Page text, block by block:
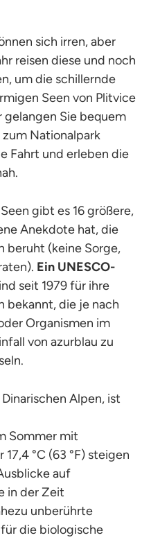
sich irren, aber
reisen diese und noch
um die schillernde
Seen von Plitvice
gelangen Sie bequem
zum Nationalpark
Fahrt und erleben die
gibt es 16 größere,
Anekdote hat, die
beruht (keine Sorge,
Ein UNESCO-
seit 1979 für ihre
bekannt, die je nach
Organismen im
von azurblau zu
Alpen, ist
Sommer mit
°C (63 °F) steigen
auf
in der Zeit
unberührte
die biologische